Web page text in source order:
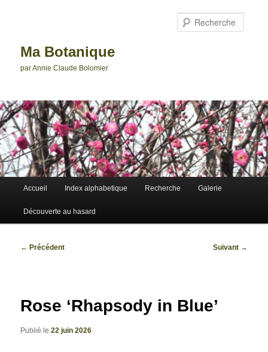
Ma Botanique
par Annie Claude Bolomier
Accueil Index alphabetique Recherche Galerie
Découverte au hasard
Navigation
← Précédent Suivant →
Rose ‘Rhapsody in Blue’
Publié le22 juin 2026